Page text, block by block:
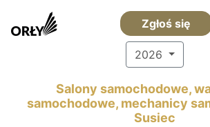
Zgłoś się
2026
Salony samochodowe,
samochodowe, mechanicy
Susiec